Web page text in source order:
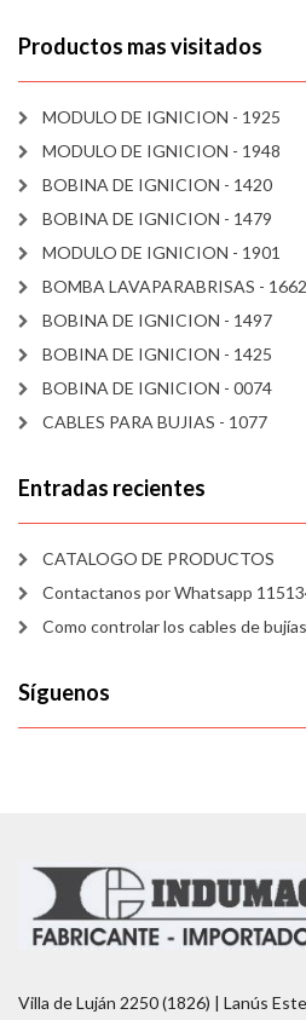
Productos mas visitados
MODULO DE IGNICION - 1925
MODULO DE IGNICION - 1948
BOBINA DE IGNICION - 1420
BOBINA DE IGNICION - 1479
MODULO DE IGNICION - 1901
BOMBA LAVAPARABRISAS - 1662
BOBINA DE IGNICION - 1497
BOBINA DE IGNICION - 1425
BOBINA DE IGNICION - 0074
CABLES PARA BUJIAS - 1077
Entradas recientes
CATALOGO DE PRODUCTOS
Contactanos por Whatsapp
Como controlar los cables de bujías
Síguenos
Villa de Luján 2250 (1826) | Lanús